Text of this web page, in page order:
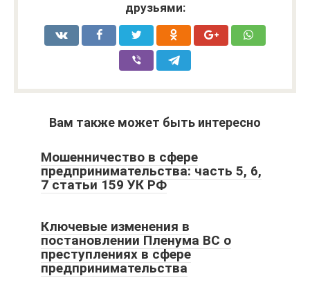
друзьями:
Вам также может быть интересно
Мошенничество в сфере
предпринимательства: часть 5, 6,
7 статьи 159 УК РФ
Ключевые изменения в
постановлении Пленума ВС о
преступлениях в сфере
предпринимательства